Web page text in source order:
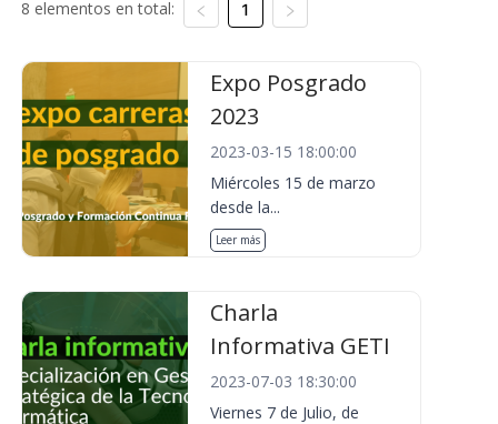
8 elementos en total: 1
Expo Posgrado
2023
2023-03-15 18:00:00
Miércoles 15 de marzo
desde la...
Leer más
Charla
Informativa GETI
2023-07-03 18:30:00
Viernes 7 de Julio, de